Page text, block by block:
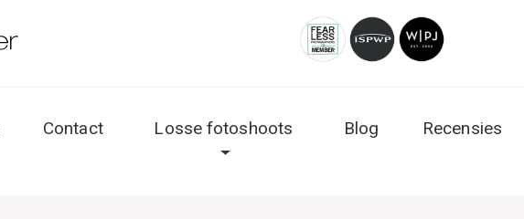
Contact Losse fotoshoots Blog Recensies